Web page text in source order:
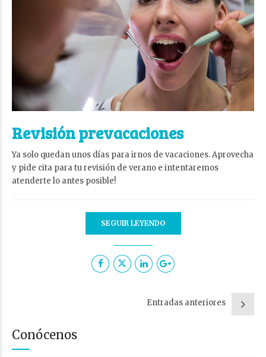
Revisión prevacaciones
Ya solo quedan unos días para irnos de vacaciones. Aprovecha
y pide cita para tu revisión de verano e intentaremos
atenderte lo antes posible!
SEGUIR LEYENDO
Entradas anteriores
Conócenos